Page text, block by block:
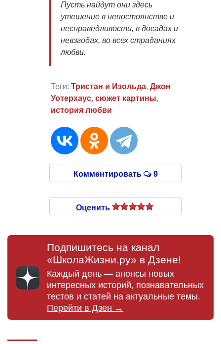
Пусть найдут они здесь
утешение в непостоянстве и
несправедливости, в досадах и
невзгодах, во всех страданиях
любви.
Теги: Тристан и Изольда, Джон
Уотерхаус, сюжет картины,
история любви
Комментировать 9
Оценить
Подпишитесь на канал
«ШколаЖизни.ру» в Дзене!
Каждый день — анонсы новых
интересных историй, познавательных
тестов и статей на актуальные темы.
Перейти в Дзен →